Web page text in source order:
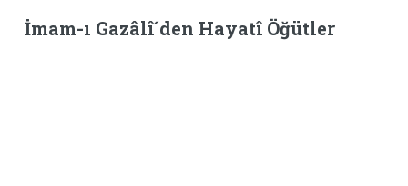
İmam-ı Gazâlî´den Hayatî Öğütler